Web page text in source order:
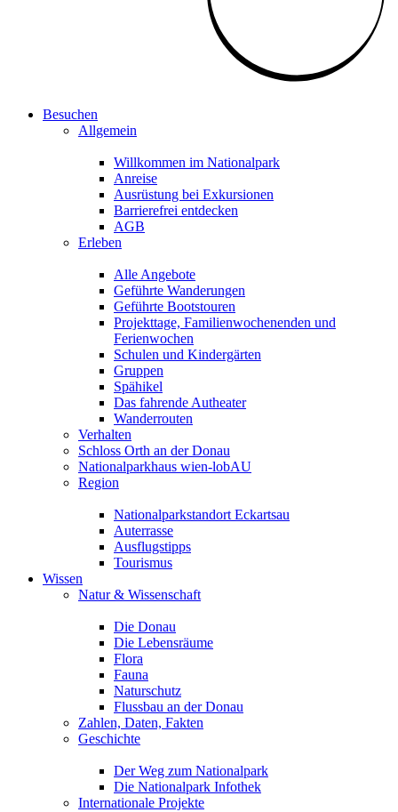
Besuchen
Allgemein
Willkommen im Nationalpark
Anreise
Ausrüstung bei Exkursionen
Barrierefrei entdecken
AGB
Erleben
Alle Angebote
Geführte Wanderungen
Geführte Bootstouren
Projekttage, Familienwochenenden und
Ferienwochen
Schulen und Kindergärten
Gruppen
Spähikel
Das fahrende Autheater
Wanderrouten
Verhalten
Schloss Orth an der Donau
Nationalparkhaus wien-lobAU
Region
Nationalparkstandort Eckartsau
Auterrasse
Ausflugstipps
Tourismus
Wissen
Natur & Wissenschaft
Die Donau
Die Lebensräume
Flora
Fauna
Naturschutz
Flussbau an der Donau
Zahlen, Daten, Fakten
Geschichte
Der Weg zum Nationalpark
Die Nationalpark Infothek
Internationale Projekte